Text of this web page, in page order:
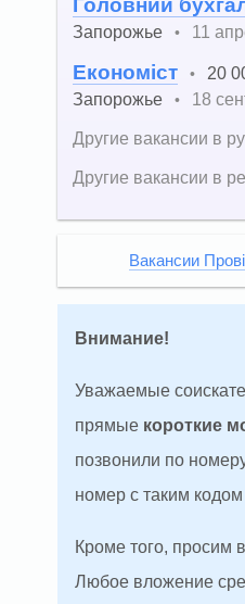
Головний
Запорожье
• 11
Економіст • 20
Запорожье
•
18
Другие вакансии в
Другие вакансии в
Вакансии
Внимание!
Уважаемые
прямые короткие
позвонили по
номер с таким
Кроме того, просим
Любое вложение